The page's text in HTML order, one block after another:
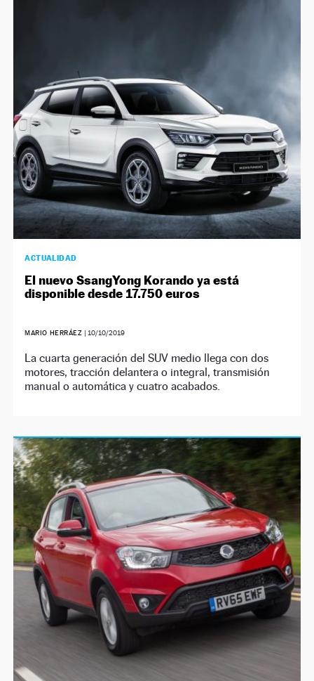
ACTUALIDAD
El nuevo SsangYong Korando ya está
disponible desde 17.750 euros
MARIO HERRÁEZ | 10/10/2019
La cuarta generación del SUV medio llega con dos
motores, tracción delantera o integral, transmisión
manual o automática y cuatro acabados.